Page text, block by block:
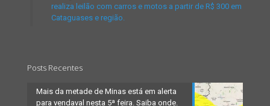
realiza leilão com carros e motos a partir de R$ 300 em
Cataguases e região.
Posts Recentes
Mais da metade de Minas está em alerta
para vendaval nesta 5ª feira. Saiba onde.